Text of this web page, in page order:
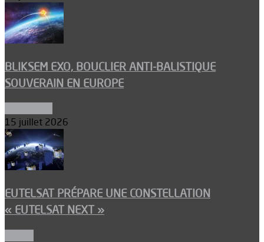
BLIKSEM EXO, BOUCLIER ANTI-BALISTIQUE
SOUVERAIN EN EUROPE
15 juillet 2026
EUTELSAT PRÉPARE UNE CONSTELLATION
« EUTELSAT NEXT »